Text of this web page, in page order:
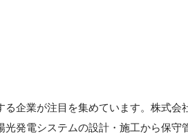
企業が注目を集めています。株式会
発電システムの設計・施工から保守